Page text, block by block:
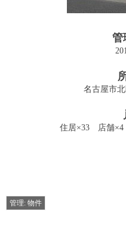
お問い合わせ
管
名古屋市
住居×33 店舗
管理: 物件